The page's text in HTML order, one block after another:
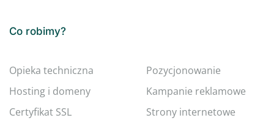
Co robimy?
Opieka techniczna
Hosting i domeny
Certyfikat SSL
Pozycjonowanie
Kampanie reklamowe
Strony internetowe